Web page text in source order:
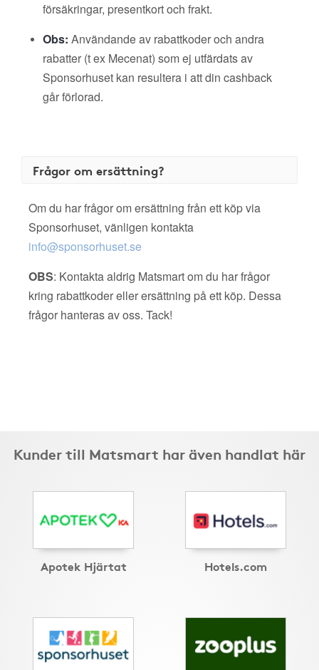
försäkringar, presentkort och frakt.
Obs: Användande av rabattkoder och andra
rabatter (t ex Mecenat) som ej utfärdats av
Sponsorhuset kan resultera i att din cashback
går förlorad.
Frågor om ersättning?
Om du har frågor om ersättning från ett köp via
Sponsorhuset, vänligen kontakta
info@sponsorhuset.se
OBS: Kontakta aldrig Matsmart om du har frågor
kring rabattkoder eller ersättning på ett köp. Dessa
frågor hanteras av oss. Tack!
Kunder till Matsmart har även handlat här
Apotek Hjärtat Hotels.com